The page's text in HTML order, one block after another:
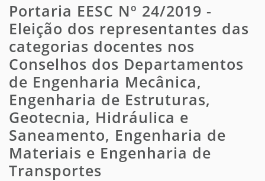
Portaria EESC Nº 24/2019 -
Eleição dos representantes das
categorias docentes nos
Conselhos dos Departamentos
de Engenharia Mecânica,
Engenharia de Estruturas,
Geotecnia, Hidráulica e
Saneamento, Engenharia de
Materiais e Engenharia de
Transportes